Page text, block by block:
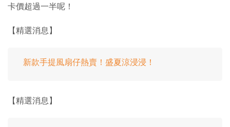
卡價超過一半呢！
【精選消息】
新款手提風扇仔熱賣！盛夏涼浸浸！
【精選消息】